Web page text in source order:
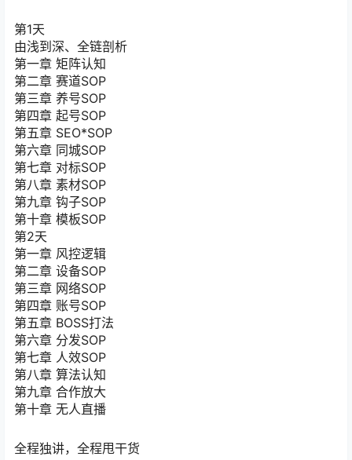
第1天
由浅到深、全链剖析
第一章 矩阵认知
第二章 赛道SOP
第三章 养号SOP
第四章 起号SOP
第五章 SEO*SOP
第六章 同城SOP
第七章 对标SOP
第八章 素材SOP
第九章 钩子SOP
第十章 模板SOP
第2天
第一章 风控逻辑
第二章 设备SOP
第三章 网络SOP
第四章 账号SOP
第五章 BOSS打法
第六章 分发SOP
第七章 人效SOP
第八章 算法认知
第九章 合作放大
第十章 无人直播
全程独讲，全程甩干货